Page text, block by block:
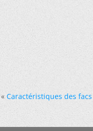
« Caractéristiques des